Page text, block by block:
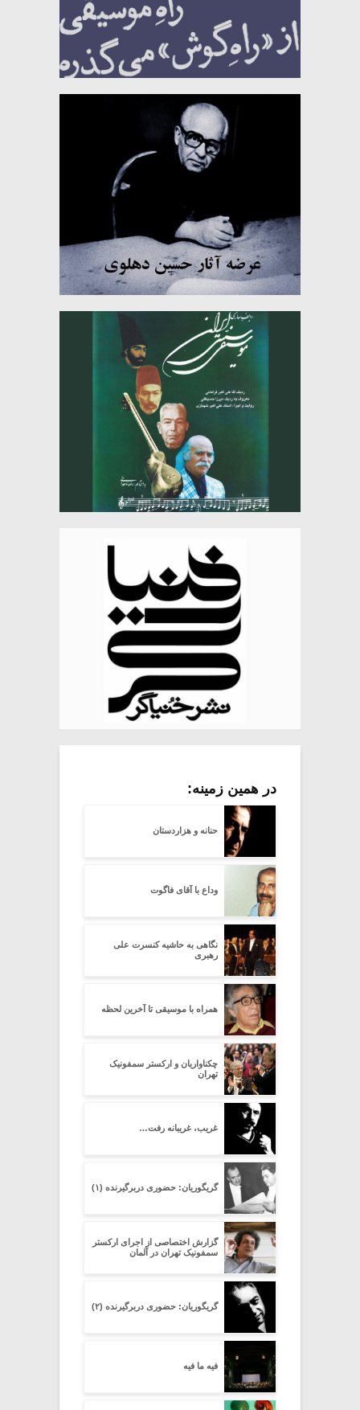
در همین زمینه:
حنانه و هزاردستان
وداع با آقای فاگوت
نگاهی به حاشیه کنسرت علی
رهبری
همراه با موسیقی تا آخرین لحظه
چکناواریان و ارکستر سمفونیک
تهران
غریب، غریبانه رفت…
گریگوریان: حضوری دربرگیرنده (۱)
گزارش اختصاصی از اجرای ارکستر
سمفونیک تهران در آلمان
گریگوریان: حضوری دربرگیرنده (۲)
فیه ما فیه